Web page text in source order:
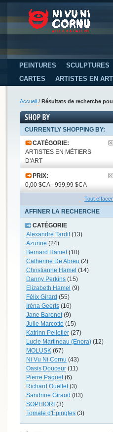
PEINTURES SCULPTURES
CARTES
ARTISTES EN
Accueil / Résultats de recherche
CURRENTLY SHOPPING BY:
CATÉGORIE:
ARTISTES EN MÉTIERS
D'ART
PRIX:
0,00 $CA - 999,99 $CA
Tout effacer
AFFINER LA RECHERCHE
CATÉGORIE
Alexandre Tardif(13)
Azurine (24)
Bernard Hamel (10)
Catherine De Abreu (2)
Christianne Hamel (14)
Danny Perkins (15)
Elizabeth Hamel (9)
Félix Girard (55)
Irèna Geerts (16)
Jane Baronet(9)
Julie Marcotte (15)
Katrinn Pelletier (27)
Lucie Martineau (Enora) (12)
MOLUSK (67)
Ni Vu Ni Cornu (43)
Oasis Douceur (11)
Pierre Paquet(6)
Richard Ouellet(3)
Sandrine Giraud (83)
SOPHIORI (3)
Tomate d'Épingles (3)